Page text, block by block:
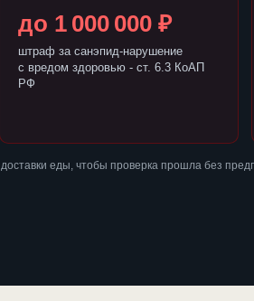
до 1 000 000 ₽
штраф за санэпид-нарушение
с вредом здоровью - ст. 6.3 КоАП
РФ
еды, чтобы проверка прошла без